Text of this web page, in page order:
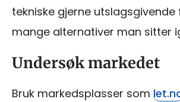
tekniske gjerne utslagsgivende
mange alternativer man sitter
Undersøk markedet
Bruk markedsplasser som